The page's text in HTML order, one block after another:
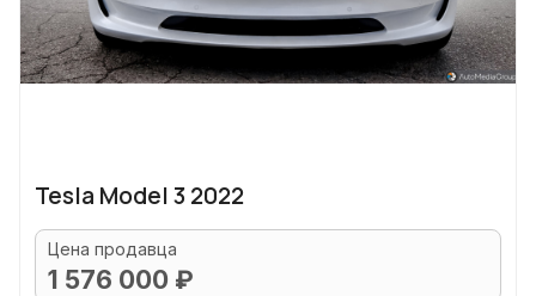
Tesla Model 3 2022
Цена продавца
1 576 000 ₽